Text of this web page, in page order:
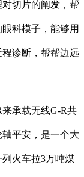
切片的阐发，帮
科模子，能够用
诊断，帮帮边远
承载无线G-R共
平安，是一个大
火车拉3万吨煤